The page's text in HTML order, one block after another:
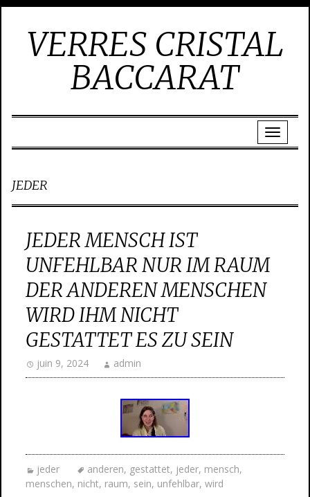
VERRES CRISTAL
BACCARAT
JEDER
JEDER MENSCH IST
UNFEHLBAR NUR IM RAUM
DER ANDEREN MENSCHEN
WIRD IHM NICHT
GESTATTET ES ZU SEIN
juin 9, 2024 admin
jeder anderen, gestattet, jeder, mensch,
menschen, nicht, raum, sein, unfehlbar, wird